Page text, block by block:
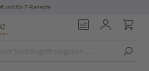
persönlichepharmazeutische Beratung